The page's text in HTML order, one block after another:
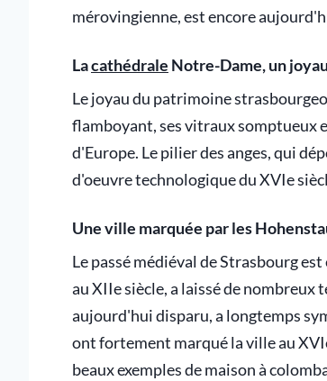
mérovingienne, est encore
Lacathédrale Notre-Dame, un
Le joyau du patrimoine
flamboyant, ses vitraux somptueux
d'Europe. Le pilier des anges, qui
d'oeuvre technologique du XVIe
Une ville marquée par les
Le passé médiéval de Strasbourg
au XIIe siècle, a laissé de
aujourd'hui disparu, a longtemps
ont fortement marqué la ville au
beaux exemples de maison à